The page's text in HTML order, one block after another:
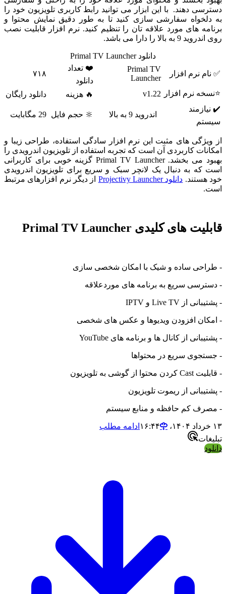
دسترسی دهند. با این ابزار می توانید رابط کاربری تلویزیون خود را
به دلخواه سفارشی سازی کنید تا به طور دقیق نمایش محتوا و
برنامه های مورد علاقه تان را تنظیم کنید. نرم افزار قابلیت نصب
روی اندروید 9 به بالا را دارا می باشد.
دانلود Primal TV Launcher
✅ نام نرم افزار
Primal TV
Launcher
❤️ تعداد
دانلود
۷۱۸
⭐نسخه نرم افزار v1.22 🔥 هزینه
دانلود رایگان
✔️ نیازمند
سیستم
اندروید 9 به بالا 🔆 حجم فایل 29 مگابایت
از ویژگی های مثبت این نرم افزار سادگی استفاده، طراحی زیبا و
امکانات کاربردی آن است که تجربه استفاده از تلویزیون اندرویدی را
بهبود می بخشد. Primal TV Launcher گزینه خوبی برای کاربرانی
است که به دنبال یک لانچر سبک و سریع برای تلویزیون اندرویدی
خود هستند. دانلود Projectivy Launcher
از دیگر نرم افزارهای مرتبط
است.
قابلیت های کلیدی Primal TV Launcher
- طراحی ساده و شیک با امکان شخصی سازی
- دسترسی سریع به برنامه های موردعلاقه
- پشتیبانی از Live TV و IPTV
- امکان افزودن ویدیوها و عکس های شخصی
- پشتیبانی از کانال ها و برنامه های YouTube
- جستجوی سریع در محتواها
- قابلیت Cast کردن محتوا از گوشی به تلویزیون
- پشتیبانی از ریموت تلویزیون
- مصرف کم حافظه و منابع سیستم
۱۳ خرداد ۱۴۰۴،‏ ۱۶:۴۴
ادامه مطلب
تبلیغات
دانلود